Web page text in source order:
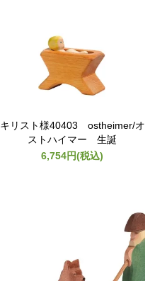
キリスト様40403 ostheimer/オ
ストハイマー 生誕
6,754円(税込)